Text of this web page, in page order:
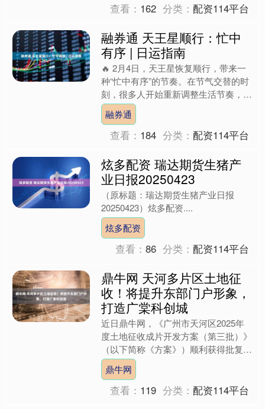
查看： 162 分类：配资114平台
融券通 天王星顺行：忙中
有序 | 日运指南
🔥 2月4日，天王星恢复顺行，带来一
种“忙中有序”的节奏。在节气交替的时
刻，很多人开始重新调整生活节奏，迎
接新的变化。 ✨ 今天是2026年的立
春，意味着新一轮....
融券通
查看： 184 分类：配资114平台
炫多配资 瑞达期货生猪产
业日报20250423
（原标题：瑞达期货生猪产业日报
20250423）炫多配资....
炫多配资
查看：86 分类：配资114平台
鼎牛网 天河多片区土地征
收！将提升东部门户形象，
打造广棠科创城
近日鼎牛网，《广州市天河区2025年
度土地征收成片开发方案（第三批）》
（以下简称《方案》）顺利获得批复。
《方案》总面积及拟实施征收集体土地
面积均为95.1684....
鼎牛网
查看： 119 分类：配资114平台